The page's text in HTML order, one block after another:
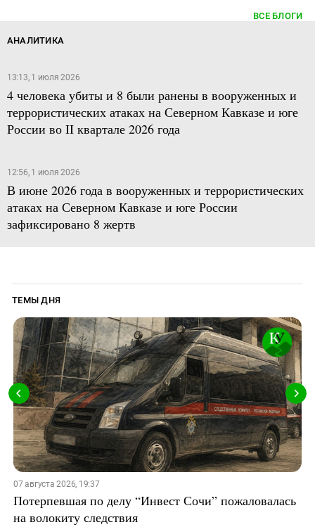
ВСЕ БЛОГИ
АНАЛИТИКА
13:13, 1 июля 2026
4 человека убиты и 8 были ранены в вооруженных и
террористических атаках на Северном Кавказе и юге
России во II квартале 2026 года
12:56, 1 июля 2026
В июне 2026 года в вооруженных и террористических
атаках на Северном Кавказе и юге России
зафиксировано 8 жертв
ТЕМЫ ДНЯ
07 августа 2026, 19:37
Потерпевшая по делу “Инвест Сочи” пожаловалась
на волокиту следствия